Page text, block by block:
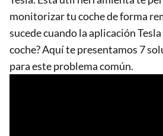
monitorizar tu coche de forma
sucede cuando la aplicación
coche? Aquí te presentamos 7
para este problema común.